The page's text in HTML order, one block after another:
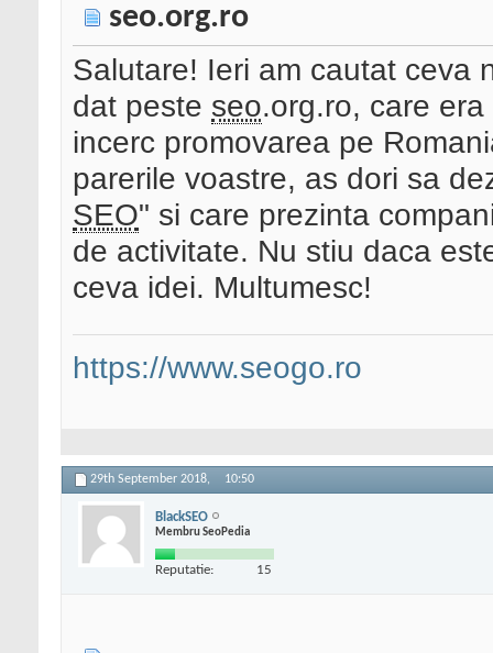
seo.org.ro
Salutare! Ieri am cautat ceva
dat peste seo.org.ro, care
incerc promovarea pe
parerile voastre, as dori sa
SEO" si care prezinta
de activitate. Nu stiu daca
ceva idei. Multumesc!
https://www.seogo.ro
29th September 2018, 10:50
BlackSEO
Membru SeoPedia
Reputatie: 15